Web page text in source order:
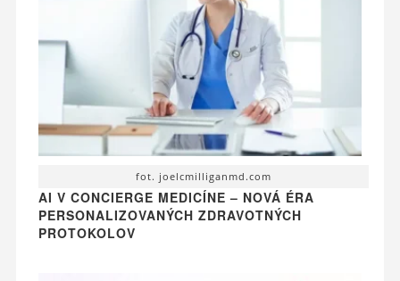
fot. joelcmilliganmd.com
AI V CONCIERGE MEDICÍNE – NOVÁ ÉRA
PERSONALIZOVANÝCH ZDRAVOTNÝCH
PROTOKOLOV